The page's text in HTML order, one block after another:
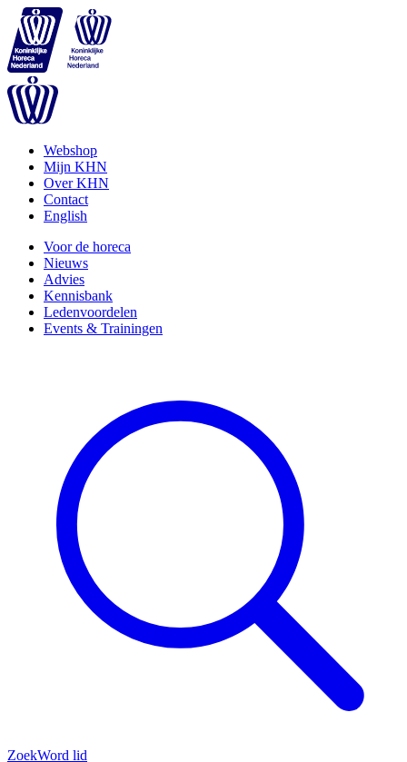
Webshop
Mijn KHN
Over KHN
Contact
English
Voor de horeca
Nieuws
Advies
Kennisbank
Ledenvoordelen
Events & Trainingen
ZoekWord lid